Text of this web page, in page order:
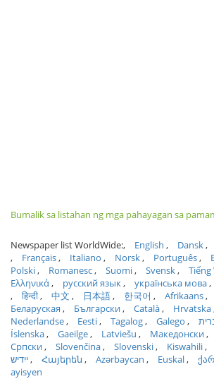
Bumalik sa listahan ng mga pahayagan sa
Newspaper list WorldWide: English Dansk
Français
Italiano Norsk Português
Polski
Romanesc Suomi Svensk Tiếng
Ελληνικά
русский язык українська мова
हिन्दी
中文 日本語 한국어 Afrikaans
Беларуская
Български Català Hrvatska
Nederlandse
Eesti Tagalog Galego
Íslenska
Gaeilge Latviešu Македонски
Српски
Slovenčina Slovenski Kiswahili
ייִדיש
Հայերեն Azərbaycan Euskal
ayisyen